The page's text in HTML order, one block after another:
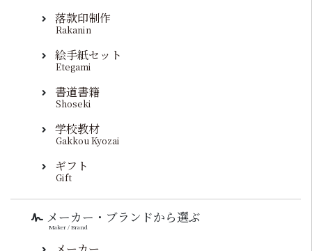
落款印制作
Rakanin
絵手紙セット
Etegami
書道書籍
Shoseki
学校教材
Gakkou Kyozai
ギフト
Gift
メーカー・ブランドから選ぶ
Maker / Brand